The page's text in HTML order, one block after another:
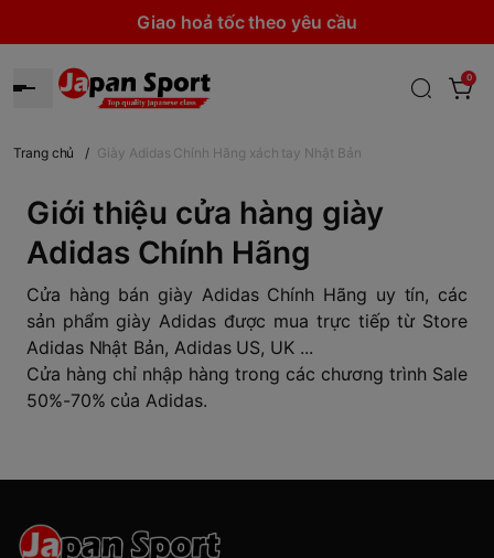
Giao hoả tốc theo yêu cầu
0
Trang chủ / Giày Adidas Chính Hãng xách tay Nhật Bản
Giới thiệu cửa hàng giày
Adidas Chính Hãng
Cửa hàng bán giày Adidas Chính Hãng uy tín, các
sản phẩm giày Adidas được mua trực tiếp từ Store
Adidas Nhật Bản, Adidas US, UK ...
Cửa hàng chỉ nhập hàng trong các chương trình Sale
50%-70% của Adidas.